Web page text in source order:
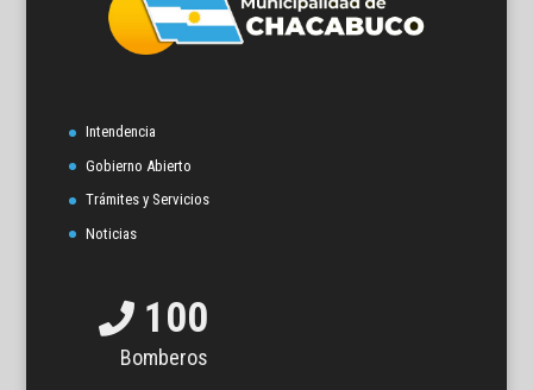
Intendencia
Gobierno Abierto
Trámites y Servicios
Noticias
100
Bomberos